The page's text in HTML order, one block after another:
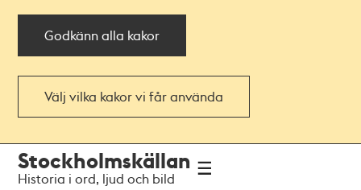
Godkänn alla kakor
Välj vilka kakor vi får använda
navigationen
huvudinnehållet
Stockholmskällan
Historia i ord, ljud och bild